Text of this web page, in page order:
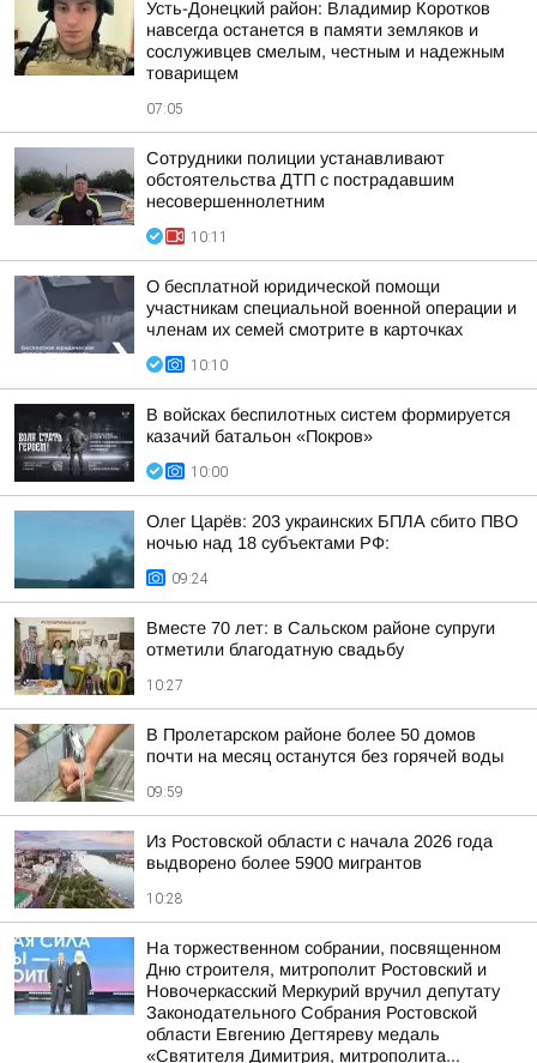
Усть-Донецкий район: Владимир Коротков
навсегда останется в памяти земляков и
сослуживцев смелым, честным и надежным
товарищем
07:05
Сотрудники полиции устанавливают
обстоятельства ДТП с пострадавшим
несовершеннолетним
10:11
О бесплатной юридической помощи
участникам специальной военной операции и
членам их семей смотрите в карточках
10:10
В войсках беспилотных систем формируется
казачий батальон «Покров»
10:00
Олег Царёв: 203 украинских БПЛА сбито ПВО
ночью над 18 субъектами РФ:
09:24
Вместе 70 лет: в Сальском районе супруги
отметили благодатную свадьбу
10:27
В Пролетарском районе более 50 домов
почти на месяц останутся без горячей воды
09:59
Из Ростовской области с начала 2026 года
выдворено более 5900 мигрантов
10:28
На торжественном собрании, посвященном
Дню строителя, митрополит Ростовский и
Новочеркасский Меркурий вручил депутату
Законодательного Собрания Ростовской
области Евгению Дегтяреву медаль
«Святителя Димитрия, митрополита...